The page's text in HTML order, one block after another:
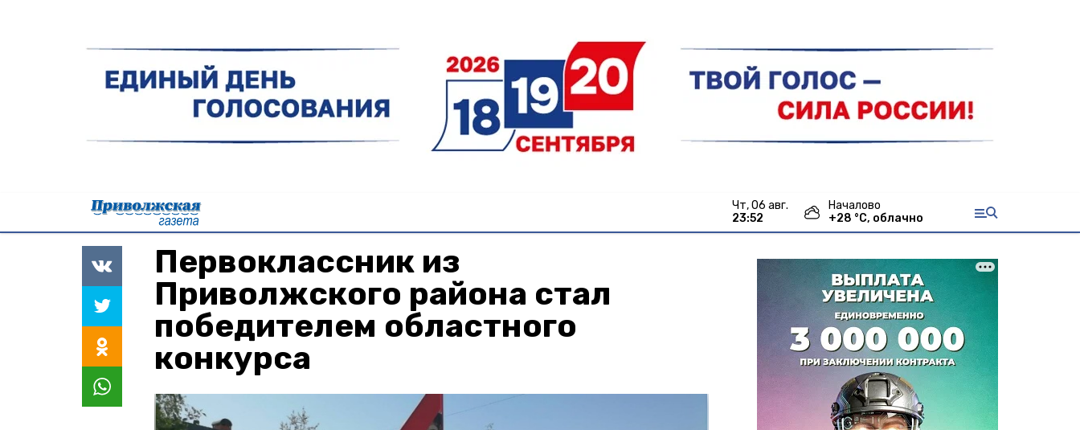
чт, 06 авг.
23:52
Началово
+28 °С, облачно
Первоклассник из
Приволжского района стал
победителем областного
конкурса